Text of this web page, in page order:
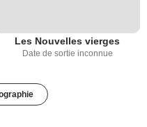
Les Nouvelles vierges
Date de sortie inconnue